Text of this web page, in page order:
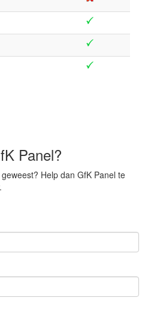
Panel?
Help dan GfK Panel te